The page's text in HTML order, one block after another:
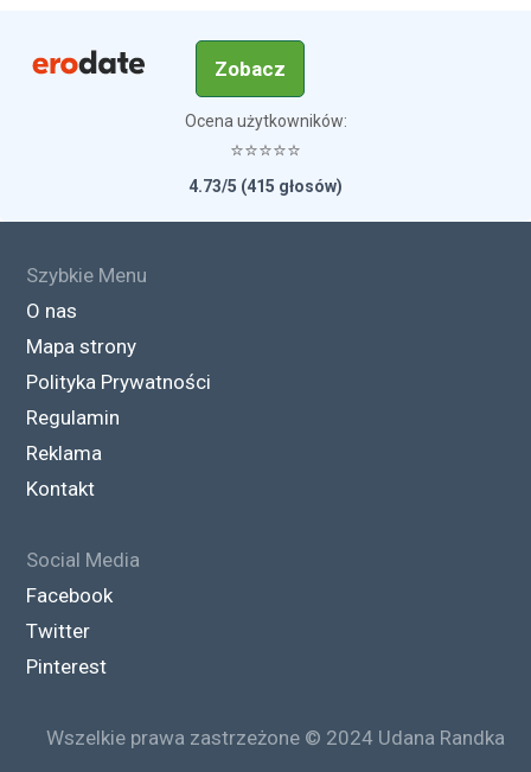
Zobacz
Ocena użytkowników:
⭐⭐⭐⭐⭐
4.73/5 (415 głosów)
DARMOWE PORTALE RANDKOWE
Szybkie Menu
O nas
Mapa strony
Polityka Prywatności
Regulamin
Reklama
Kontakt
Social Media
Facebook
Twitter
Pinterest
Wszelkie prawa zastrzeżone © 2024 Udana Randka